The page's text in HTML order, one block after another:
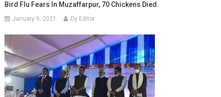
Bird Flu Fears In Muzaffarpur, 70 Chickens Died.
January 9, 2021 Dy Editor